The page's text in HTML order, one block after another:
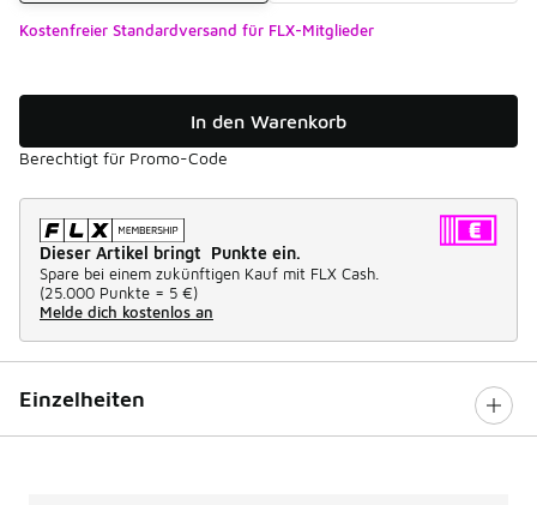
Kostenfreier Standardversand für FLX-Mitglieder
In den Warenkorb
Berechtigt für Promo-Code
Dieser Artikel bringt Punkte ein.
Spare bei einem zukünftigen Kauf mit FLX Cash.
(25.000 Punkte = 5 €)
Melde dich kostenlos an
Einzelheiten